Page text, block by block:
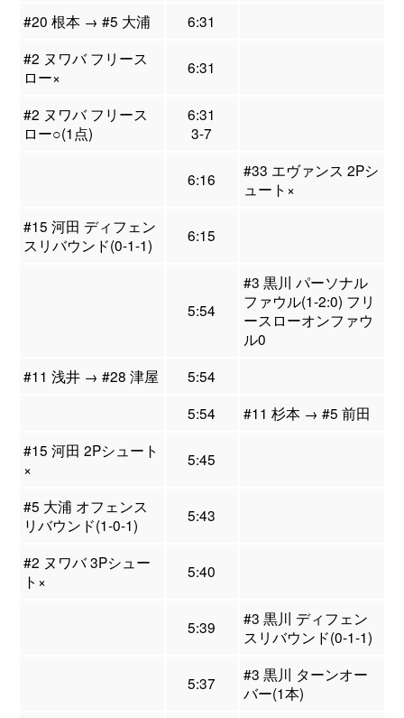
#20 根本 → #5 大浦
6:31
#2 ヌワバ フリース
ロー×
6:31
#2 ヌワバ フリース
ロー○(1点)
6:31
3-7
6:16
#33 エヴァンス 2Pシ
ュート×
#15 河田 ディフェン
スリバウンド(0-1-1)
6:15
5:54
#3 黒川 パーソナル
ファウル(1-2:0) フリ
ースローオンファウ
ル0
#11 浅井 → #28 津屋
5:54
5:54
#11 杉本 → #5 前田
#15 河田 2Pシュート
×
5:45
#5 大浦 オフェンス
リバウンド(1-0-1)
5:43
#2 ヌワバ 3Pシュー
ト×
5:40
5:39
#3 黒川 ディフェン
スリバウンド(0-1-1)
5:37
#3 黒川 ターンオー
バー(1本)